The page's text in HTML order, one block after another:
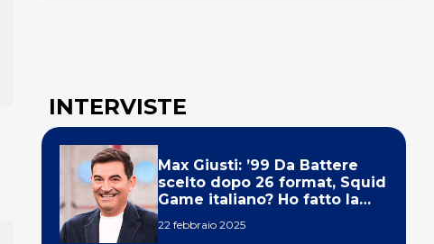
INTERVISTE
Max Giusti: ’99 Da Battere
scelto dopo 26 format, Squid
Game italiano? Ho fatto la
22 febbraio 2025